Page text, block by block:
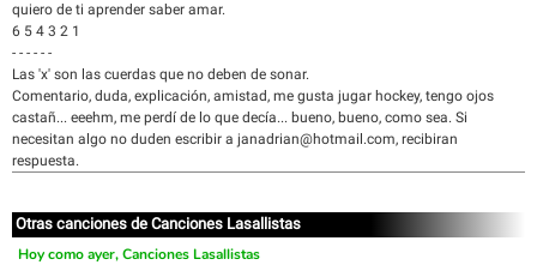
quiero de ti aprender saber amar.
6 5 4 3 2 1
- - - - - -
Las 'x' son las cuerdas que no deben de sonar.
Comentario, duda, explicación, amistad, me gusta jugar hockey, tengo ojos
castañ... eeehm, me perdí de lo que decía... bueno, bueno, como sea. Si
necesitan algo no duden escribir a janadrian@hotmail.com, recibiran
respuesta.
Otras canciones de Canciones Lasallistas
Hoy como ayer, Canciones Lasallistas